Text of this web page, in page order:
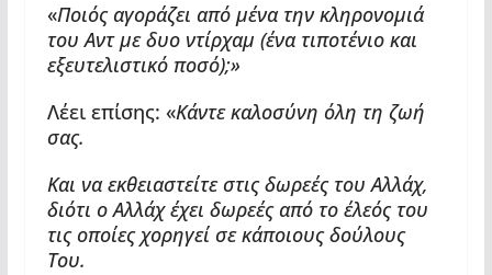
«Ποιός αγοράζει από μένα την κληρονομιά
του Αντ με δυο ντίρχαμ (ένα τιποτένιο και
εξευτελιστικό ποσό);»
Λέει επίσης: «Κάντε καλοσύνη όλη τη ζωή
σας.
Και να εκθειαστείτε στις δωρεές του Αλλάχ,
διότι ο Αλλάχ έχει δωρεές από το έλεός του
τις οποίες χορηγεί σε κάποιους δούλους
Του.